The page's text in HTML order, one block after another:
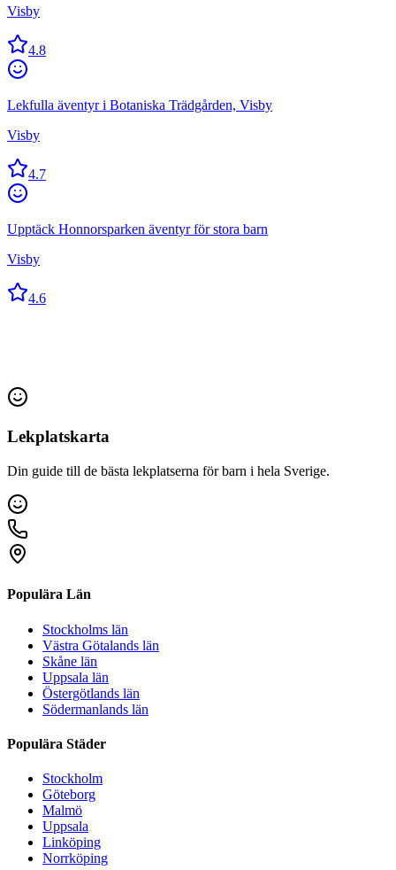
Visby
4.8
Lekfulla äventyr i Botaniska Trädgården, Visby
Visby
4.7
Upptäck Honnorsparken äventyr för stora barn
Visby
4.6
Lekplatskarta
Din guide till de bästa lekplatserna för barn i hela Sverige.
Populära Län
Stockholms län
Västra Götalands län
Skåne län
Uppsala län
Östergötlands län
Södermanlands län
Populära Städer
Stockholm
Göteborg
Malmö
Uppsala
Linköping
Norrköping